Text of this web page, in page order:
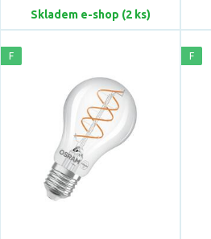
Tvar / motiv
AR111
dekorativní
highbay
hranatý
Skladem e-shop (2 ks)
F F